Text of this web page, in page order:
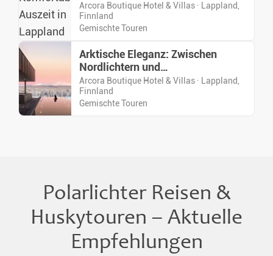
Arcora Boutique Hotel & Villas · Lappland,
Finnland
Gemischte Touren
Arktische Eleganz: Zwischen
Nordlichtern und
Wintermomenten
Arcora Boutique Hotel & Villas · Lappland,
Finnland
Gemischte Touren
Polarlichter Reisen &
Huskytouren – Aktuelle
Empfehlungen